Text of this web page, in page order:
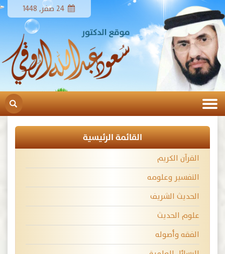
القائمة الرئيسية
القرآن الكريم
التفسير وعلومه
الحديث الشريف
علوم الحديث
الفقه وأصوله